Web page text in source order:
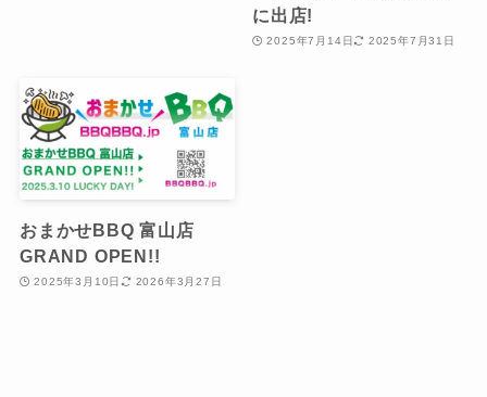
に出店!
2025年7月14日 2025年7月31日
おまかせBBQ 富山店
GRAND OPEN!!
2025年3月10日 2026年3月27日